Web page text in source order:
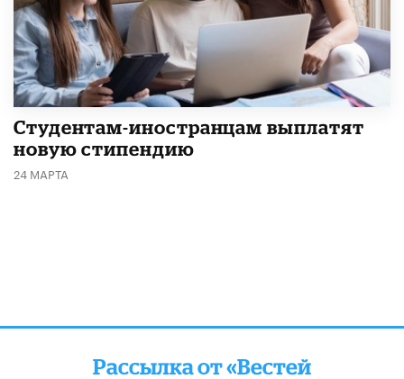
Студентам-иностранцам выплатят
новую стипендию
24 МАРТА
Рассылка от «Вестей